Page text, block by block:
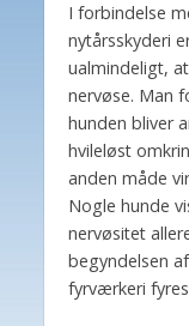
I forbindelse
nytårsskyderi
ualmindeligt,
nervøse. Man
hunden bliver
hvileløst
anden måde
Nogle hunde
nervøsitet
begyndelsen
fyrværkeri